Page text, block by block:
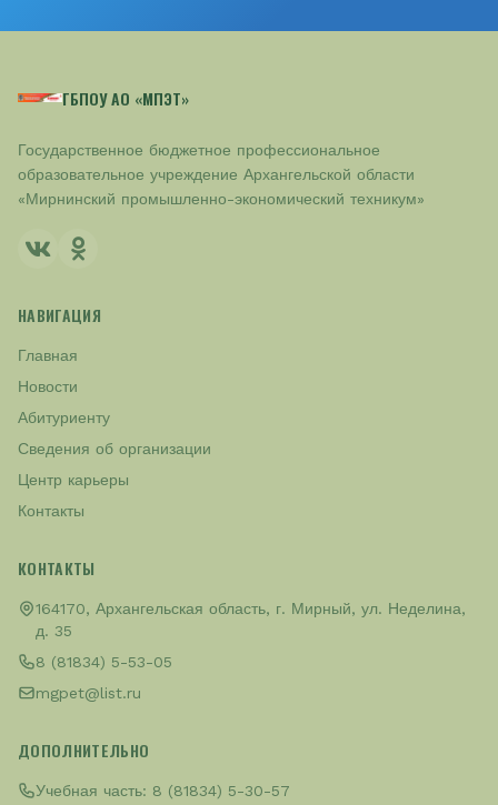
ГБПОУ АО «МПЭТ»
Государственное бюджетное профессиональное
образовательное учреждение Архангельской области
«Мирнинский промышленно-экономический техникум»
НАВИГАЦИЯ
Главная
Новости
Абитуриенту
Сведения об организации
Центр карьеры
Контакты
КОНТАКТЫ
164170, Архангельская область, г. Мирный, ул. Неделина,
д. 35
8 (81834) 5-53-05
mgpet@list.ru
ДОПОЛНИТЕЛЬНО
Учебная часть: 8 (81834) 5-30-57